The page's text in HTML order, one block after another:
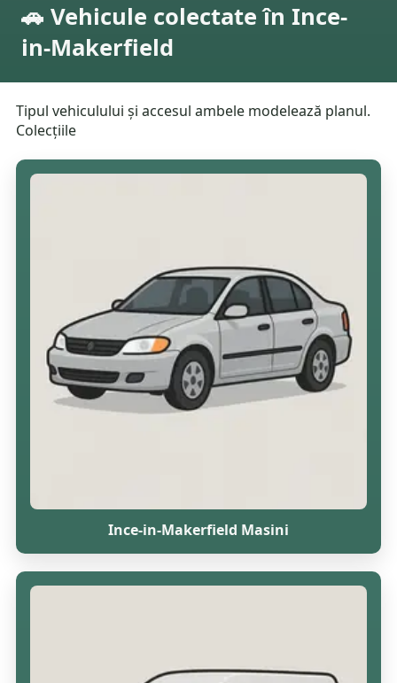
🚗 Vehicule colectate în Ince-
in-Makerfield
Tipul vehiculului și accesul ambele modelează planul.
Colecțiile
Ince-in-Makerfield Masini